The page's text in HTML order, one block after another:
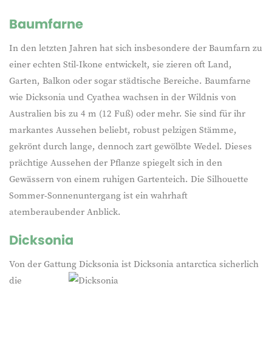
Baumfarne
In den letzten Jahren hat sich insbesondere der Baumfarn zu
einer echten Stil-Ikone entwickelt, sie zieren oft Land,
Garten, Balkon oder sogar städtische Bereiche. Baumfarne
wie Dicksonia und Cyathea wachsen in der Wildnis von
Australien bis zu 4 m (12 Fuß) oder mehr. Sie sind für ihr
markantes Aussehen beliebt, robust pelzigen Stämme,
gekrönt durch lange, dennoch zart gewölbte Wedel. Dieses
prächtige Aussehen der Pflanze spiegelt sich in den
Gewässern von einem ruhigen Gartenteich. Die Silhouette
Sommer-Sonnenuntergang ist ein wahrhaft
atemberaubender Anblick.
Dicksonia
Von der Gattung Dicksonia istDicksonia antarctica sicherlich
die